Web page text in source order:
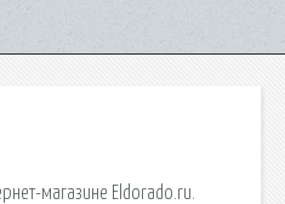
магазине Eldorado.ru.